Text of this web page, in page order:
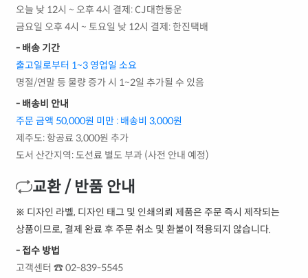
오늘 낮 12시 ~ 오후 4시 결제: CJ대한통운
금요일 오후 4시 ~ 토요일 낮 12시 결제: 한진택배
- 배송 기간
출고일로부터 1~3 영업일 소요
명절/연말 등 물량 증가 시 1~2일 추가될 수 있음
- 배송비 안내
주문 금액 50,000원 미만 : 배송비 3,000원
제주도: 항공료 3,000원 추가
도서 산간지역: 도선료 별도 부과 (사전 안내 예정)
교환 / 반품 안내
※ 디자인 라벨, 디자인 태그 및 인쇄의뢰 제품은 주문 즉시 제작되는
상품이므로, 결제 완료 후 주문 취소 및 환불이 적용되지 않습니다.
- 접수 방법
고객센터 ☎ 02-839-5545